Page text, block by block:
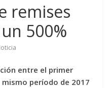
remises
500%
entre el primer
período de 2017